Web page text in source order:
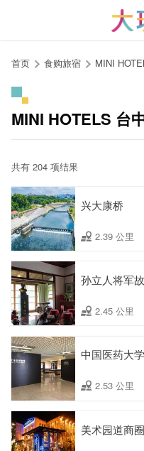
首页 食购旅宿 MINI
MINI HOTELS 台
共有 204 项结果
兴大康桥
2.39 公里
孙立人将军
2.45 公里
中国医药大
2.53 公里
美术园道商圈